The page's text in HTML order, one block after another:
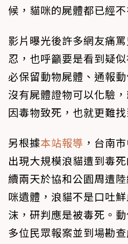
候，貓咪的屍體都已經不
影片曝光後許多網友痛
忍，也呼籲要是看到疑
必保留動物屍體、通報
沒有屍體證物可以化驗
因毒物致死，也就更難找
另根據本站報導 ，台南
出現大規模浪貓遭到毒
續兩天於協和公園周遭
咪遺體，浪貓不是口吐
沫，研判應是被毒死。
多位民眾報案並到場勘